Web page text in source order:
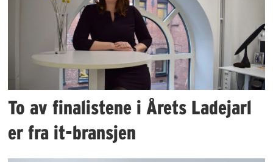
To av finalistene i Årets Ladejarl
er fra it-bransjen